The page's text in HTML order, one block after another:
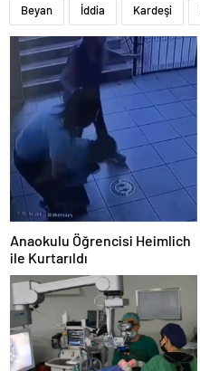
Beyan İddia Kardeşi
Anaokulu Öğrencisi Heimlich
ile Kurtarıldı